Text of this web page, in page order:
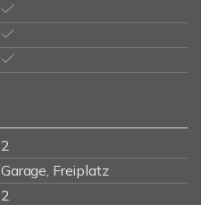
2
Garage, Freiplatz
2